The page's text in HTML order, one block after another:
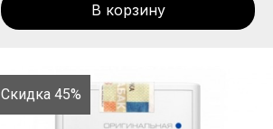
В корзину
Скидка 45%